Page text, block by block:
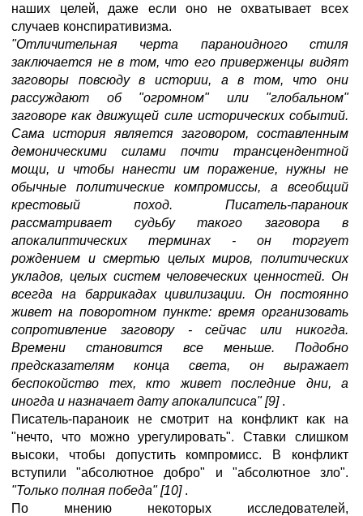
наших целей, даже если оно не охватывает всех
случаев конспиративизма.
"Отличительная черта параноидного стиля
заключается не в том, что его приверженцы видят
заговоры повсюду в истории, а в том, что они
рассуждают об "огромном" или "глобальном"
заговоре как движущей силе исторических событий.
Сама история является заговором, составленным
демоническими силами почти трансцендентной
мощи, и чтобы нанести им поражение, нужны не
обычные политические компромиссы, а всеобщий
крестовый поход. Писатель-параноик
рассматривает судьбу такого заговора в
апокалиптических терминах - он торгует
рождением и смертью целых миров, политических
укладов, целых систем человеческих ценностей. Он
всегда на баррикадах цивилизации. Он постоянно
живет на поворотном пункте: время организовать
сопротивление заговору - сейчас или никогда.
Времени становится все меньше. Подобно
предсказателям конца света, он выражает
беспокойство тех, кто живет последние дни, а
иногда и назначает дату апокалипсиса" [9] .
Писатель-параноик не смотрит на конфликт как на
"нечто, что можно урегулировать". Ставки слишком
высоки, чтобы допустить компромисс. В конфликт
вступили "абсолютное добро" и "абсолютное зло".
"Только полная победа" [10] .
По мнению некоторых исследователей,